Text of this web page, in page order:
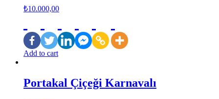
₺10.000,00
Add to cart
Portakal Çiçeği Karnavalı